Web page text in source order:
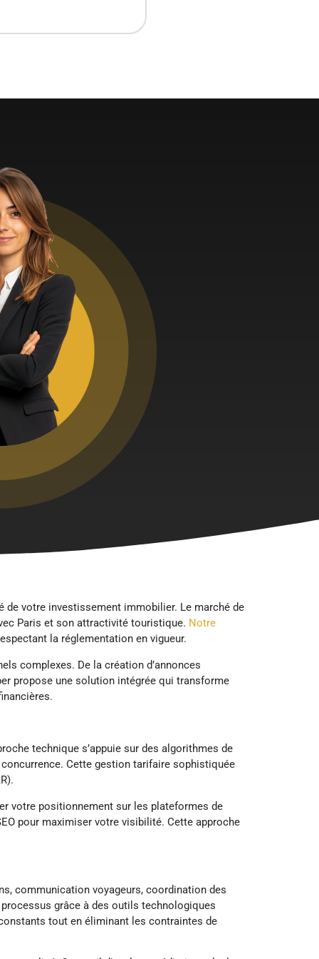
votre investissement immobilier. Le marché de
Paris et son attractivité touristique. Notre
la réglementation en vigueur.
complexes. De la création d’annonces
propose une solution intégrée qui transforme
technique s’appuie sur des algorithmes de
Cette gestion tarifaire sophistiquée
votre positionnement sur les plateformes de
pour maximiser votre visibilité. Cette approche
communication voyageurs, coordination des
grâce à des outils technologiques
tout en éliminant les contraintes de